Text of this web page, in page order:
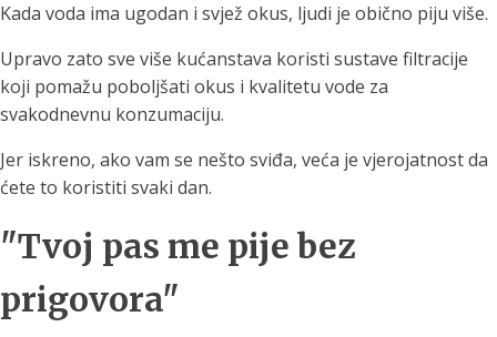
Kada voda ima ugodan i svjež okus, ljudi je obično piju više.
Upravo zato sve više kućanstava koristi sustave filtracije
koji pomažu poboljšati okus i kvalitetu vode za
svakodnevnu konzumaciju.
Jer iskreno, ako vam se nešto sviđa, veća je vjerojatnost da
ćete to koristiti svaki dan.
"Tvoj pas me pije bez
prigovora"